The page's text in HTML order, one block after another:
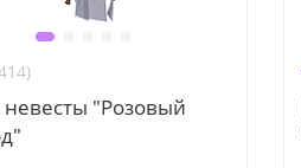
невесты "Розовый